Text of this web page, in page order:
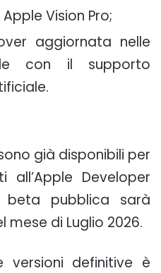
Vision Pro;
aggiornata nelle
con il supporto
già disponibili per
all’Apple Developer
beta pubblica sarà
di Luglio 2026.
versioni definitive è